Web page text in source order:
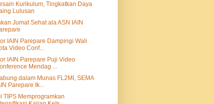
Kurikulum, Tingkatkan Daya
Lulusan
Jumat Sehat ala ASN IAIN
IAIN Parepare Dampingi Wali
Video Conf...
IAIN Parepare Puji Video
Mendag ...
dalam Munas FL2MI, SEMA
Parepare Ik...
TIPS Memprogramkan